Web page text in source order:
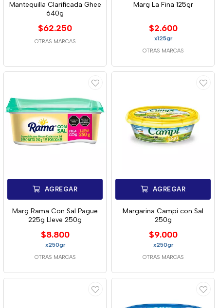
Mantequilla Clarificada Ghee
640g
$62.250
OTRAS MARCAS
Marg La Fina 125gr
$2.600
x125gr
OTRAS MARCAS
AGREGAR
Marg Rama Con Sal Pague
225g Lleve 250g
$8.800
x250gr
OTRAS MARCAS
AGREGAR
Margarina Campi con Sal
250g
$9.000
x250gr
OTRAS MARCAS